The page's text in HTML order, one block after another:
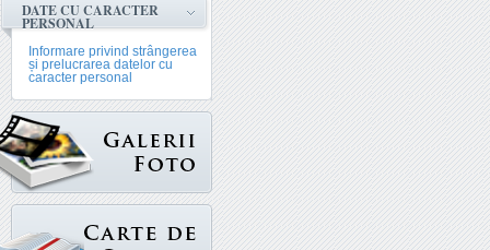
DATE CU CARACTER
PERSONAL
Informare privind strângerea
și prelucrarea datelor cu
caracter personal